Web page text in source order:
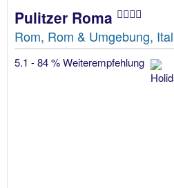
Pulitzer Roma
Rom, Rom & Umgebung,
5.1 - 84 % Weiterempfehlung